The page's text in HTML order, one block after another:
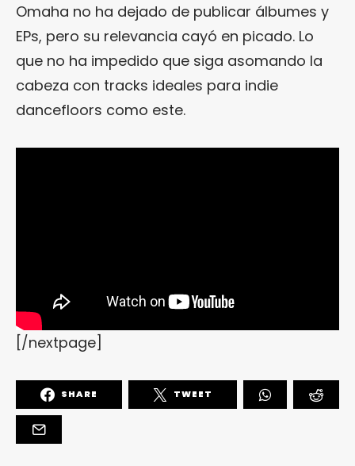
Omaha no ha dejado de publicar álbumes y
EPs, pero su relevancia cayó en picado. Lo
que no ha impedido que siga asomando la
cabeza con tracks ideales para indie
dancefloors como este.
[/nextpage]
SHARE TWEET